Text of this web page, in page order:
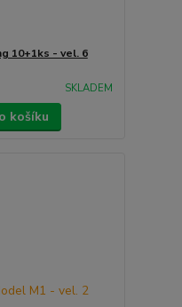
10+1ks - vel. 6
SKLADEM
košíku